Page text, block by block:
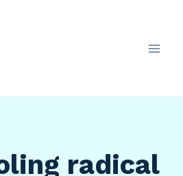
radical